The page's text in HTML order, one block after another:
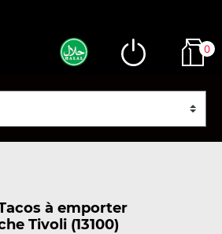
0
à emporter
Tivoli (13100)